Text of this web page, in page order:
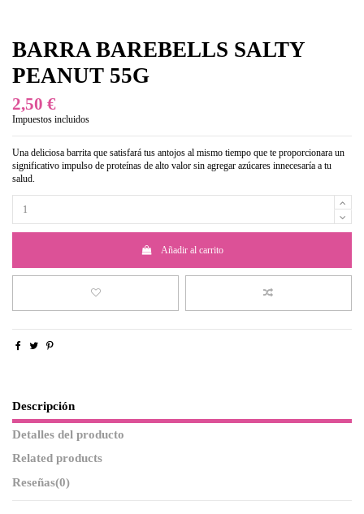
BARRA BAREBELLS SALTY
PEANUT 55G
2,50 €
Impuestos incluidos
Una deliciosa barrita que satisfará tus antojos al mismo tiempo que te proporcionara un
significativo impulso de proteínas de alto valor sin agregar azúcares innecesaría a tu
salud.
Añadir al carrito
Descripción
Detalles del producto
Related products
Reseñas(0)